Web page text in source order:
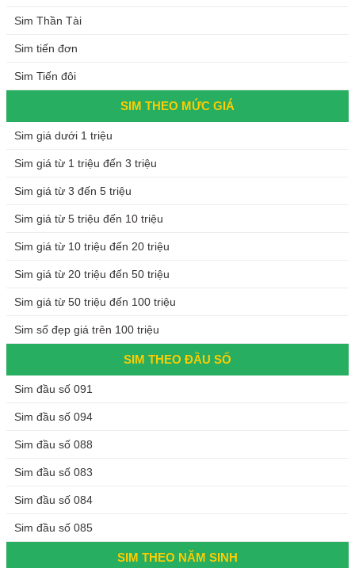
Sim Thần Tài
Sim tiến đơn
Sim Tiến đôi
SIM THEO MỨC GIÁ
Sim giá dưới 1 triệu
Sim giá từ 1 triệu đến 3 triệu
Sim giá từ 3 đến 5 triệu
Sim giá từ 5 triệu đến 10 triệu
Sim giá từ 10 triệu đến 20 triệu
Sim giá từ 20 triệu đến 50 triệu
Sim giá từ 50 triệu đến 100 triệu
Sim số đẹp giá trên 100 triệu
SIM THEO ĐẦU SỐ
Sim đầu số 091
Sim đầu số 094
Sim đầu số 088
Sim đầu số 083
Sim đầu số 084
Sim đầu số 085
SIM THEO NĂM SINH